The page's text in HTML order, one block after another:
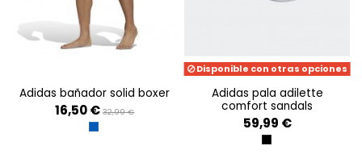
adidas bañador solid boxer
16,50 € 32,99 €
ROYBLU
Disponible con otras opciones
adidas pala adilette
comfort sandals
59,99 €
BLACK